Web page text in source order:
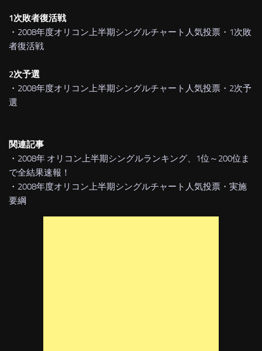
1次敗者復活戦
・ 2008年度オリコン上半期シングルチャート人気投票・1次敗
者復活戦
2次予選
・ 2008年度オリコン上半期シングルチャート人気投票・2次予
選
関連記事
・ 2008年 オリコン上半期シングルランキング、1位～200位ま
で全結果速報！
・ 2008年度オリコン上半期シングルチャート人気投票・実施
要綱